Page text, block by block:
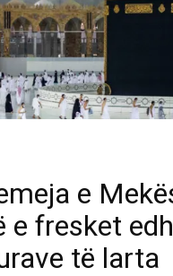
e
e fresket
të larta